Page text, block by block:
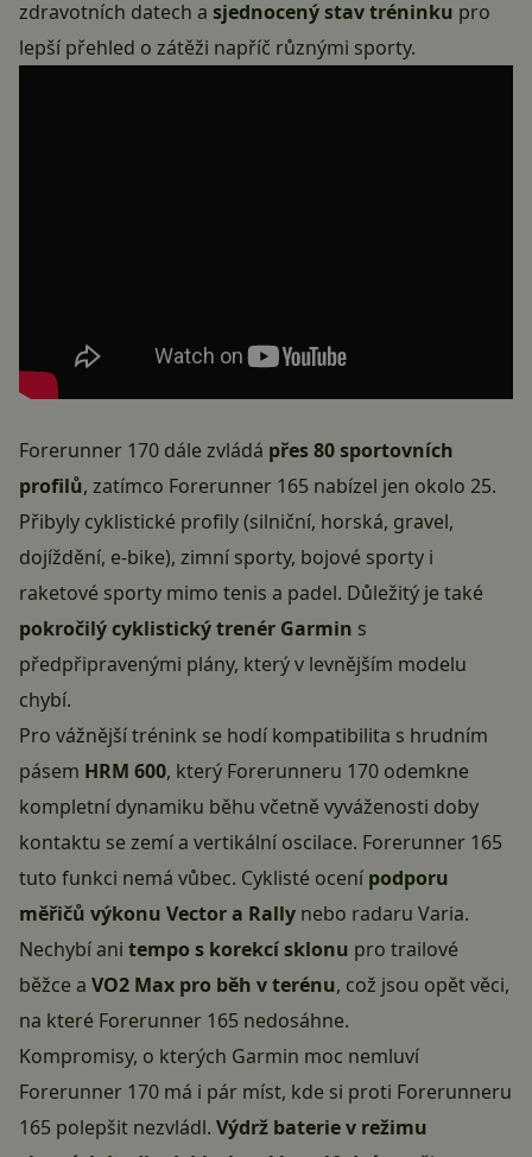
zdravotních datech a sjednocený stav tréninku pro
lepší přehled o zátěži napříč různými sporty.
Forerunner 170 dále zvládá přes 80 sportovních
profilů, zatímco Forerunner 165 nabízel jen okolo 25.
Přibyly cyklistické profily (silniční, horská, gravel,
dojíždění, e-bike), zimní sporty, bojové sporty i
raketové sporty mimo tenis a padel. Důležitý je také
pokročilý cyklistický trenér Garmin s
předpřipravenými plány, který v levnějším modelu
chybí.
Pro vážnější trénink se hodí kompatibilita s hrudním
pásem HRM 600, který Forerunneru 170 odemkne
kompletní dynamiku běhu včetně vyváženosti doby
kontaktu se zemí a vertikální oscilace. Forerunner 165
tuto funkci nemá vůbec. Cyklisté ocení podporu
měřičů výkonu Vector a Rally nebo radaru Varia.
Nechybí ani tempo s korekcí sklonu pro trailové
běžce a VO2 Max pro běh v terénu, což jsou opět věci,
na které Forerunner 165 nedosáhne.
Kompromisy, o kterých Garmin moc nemluví
Forerunner 170 má i pár míst, kde si proti Forerunneru
165 polepšit nezvládl. Výdrž baterie v režimu